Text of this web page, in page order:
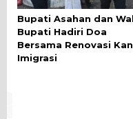
Bupati Asahan dan
Bupati Hadiri Doa
Bersama Renovasi
Imigrasi